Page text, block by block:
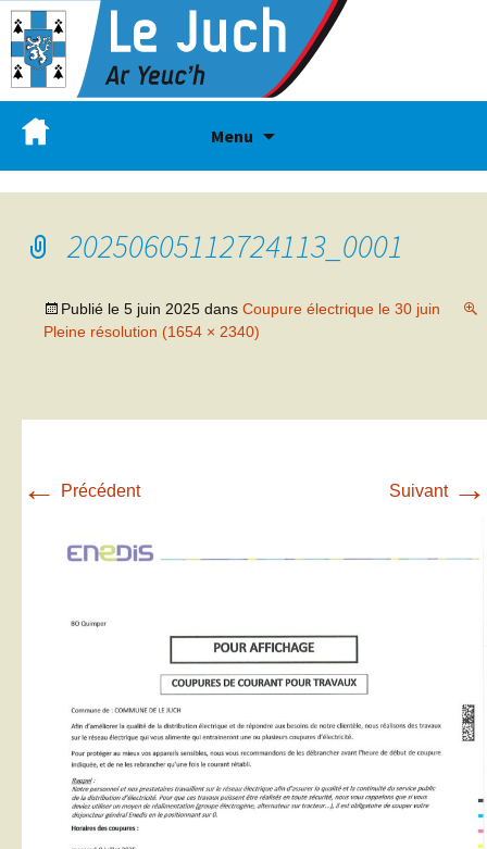
Menu
20250605112724113_0001
Publié le 5 juin 2025 dans Coupure électrique le 30 juin
Pleine résolution (1654 × 2340)
← Précédent Suivant →